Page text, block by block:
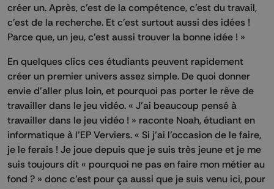
créer un. Après, c’est de la compétence, c’est du travail,
c’est de la recherche. Et c’est surtout aussi des idées !
Parce que, un jeu, c’est aussi trouver la bonne idée ! »
En quelques clics ces étudiants peuvent rapidement
créer un premier univers assez simple. De quoi donner
envie d’aller plus loin, et pourquoi pas porter le rêve de
travailler dans le jeu vidéo. « J’ai beaucoup pensé à
travailler dans le jeu vidéo ! » raconte Noah, étudiant en
informatique à l’EP Verviers. « Si j’ai l’occasion de le faire,
je le ferais ! Je joue depuis que je suis très jeune et je me
suis toujours dit « pourquoi ne pas en faire mon métier au
fond ? » donc c’est pour ça aussi que je suis venu ici, pour